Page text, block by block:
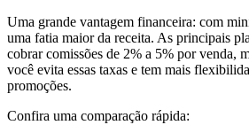
Uma grande vantagem financeira: com
uma fatia maior da receita. As principais
cobrar comissões de 2% a 5% por venda,
você evita essas taxas e tem mais
promoções.
Confira uma comparação rápida: